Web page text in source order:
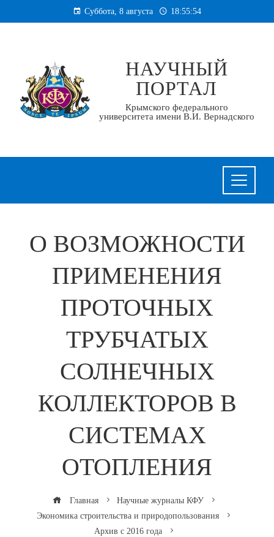
к
Суббота, 8 августа 18:55:55
НАУЧНЫЙ
ПОРТАЛ
Крымского федерального
университета имени В.И. Вернадского
О ВОЗМОЖНОСТИ
ПРИМЕНЕНИЯ
ПРОТОЧНЫХ
ТРУБЧАТЫХ
СОЛНЕЧНЫХ
КОЛЛЕКТОРОВ В
СИСТЕМАХ
ОТОПЛЕНИЯ
Главная
Научные журналы КФУ
Экономика строительства и природопользования
Архив с 2016 года